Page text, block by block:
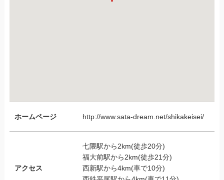
ホームページ http://www.sata-dream.net/shikakeisei/
アクセス
七隈駅から2km(徒歩20分)
福大前駅から2km(徒歩21分)
西新駅から4km(車で10分)